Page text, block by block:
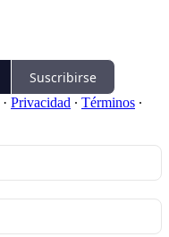
Suscribirse
· Privacidad ∙ Términos ∙